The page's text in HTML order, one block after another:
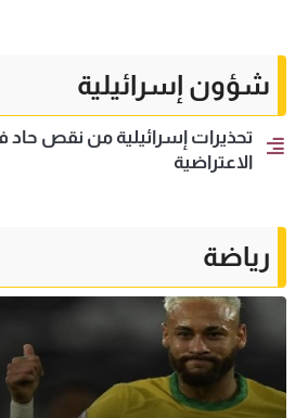
شؤون إسرائيلية
تحذيرات إسرائيلية من نقص حاد
الاعتراضية
رياضة